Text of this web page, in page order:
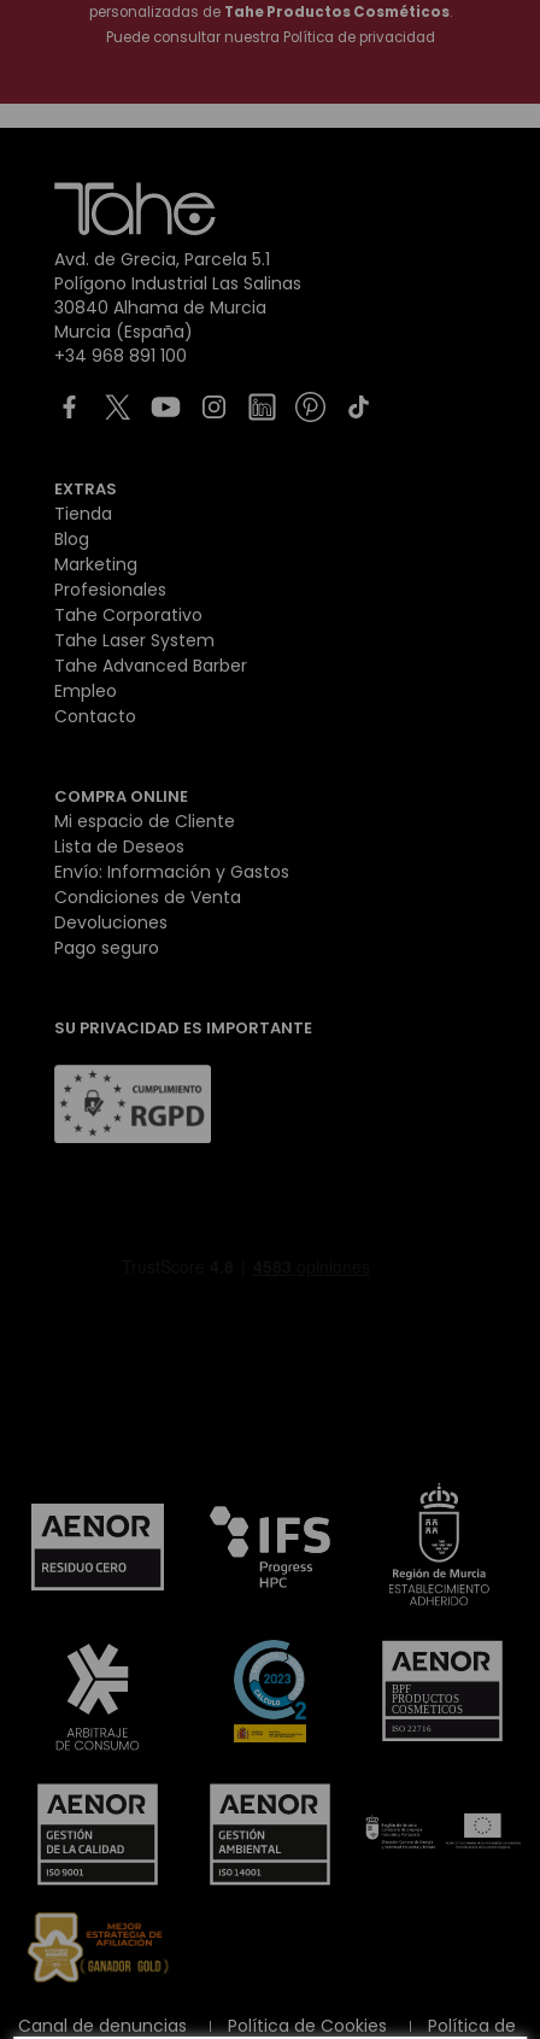
personalizadas de Tahe Productos Cosméticos.
Puede consultar nuestra Política de privacidad
Avd. de Grecia, Parcela 5.1
Polígono Industrial Las Salinas
30840 Alhama de Murcia
Murcia (España)
+34 968 891 100
EXTRAS
Tienda
Blog
Marketing
Profesionales
Tahe Corporativo
Tahe Laser System
Tahe Advanced Barber
Empleo
Contacto
COMPRA ONLINE
Mi espacio de Cliente
Lista de Deseos
Envío: Información y Gastos
Condiciones de Venta
Devoluciones
Pago seguro
SU PRIVACIDAD ES IMPORTANTE
Canal de denuncias Política de Cookies
Política de